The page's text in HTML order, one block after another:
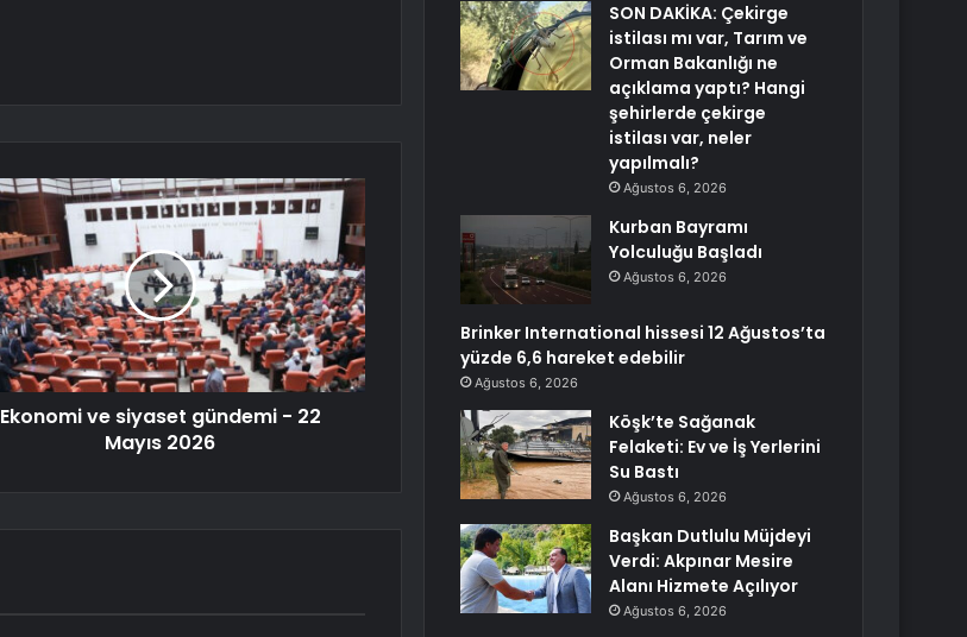
Ekonomi ve siyaset gündemi - 22
Mayıs 2026
SON DAKİKA: Çekirge
istilası mı var, Tarım ve
Orman Bakanlığı ne
açıklama yaptı? Hangi
şehirlerde çekirge
istilası var, neler
yapılmalı?
Ağustos 6, 2026
Kurban Bayramı
Yolculuğu Başladı
Ağustos 6, 2026
Brinker International hissesi 12 Ağustos’ta
yüzde 6,6 hareket edebilir
Ağustos 6, 2026
Köşk’te Sağanak
Felaketi: Ev ve İş Yerlerini
Su Bastı
Ağustos 6, 2026
Başkan Dutlulu Müjdeyi
Verdi: Akpınar Mesire
Alanı Hizmete Açılıyor
Ağustos 6, 2026